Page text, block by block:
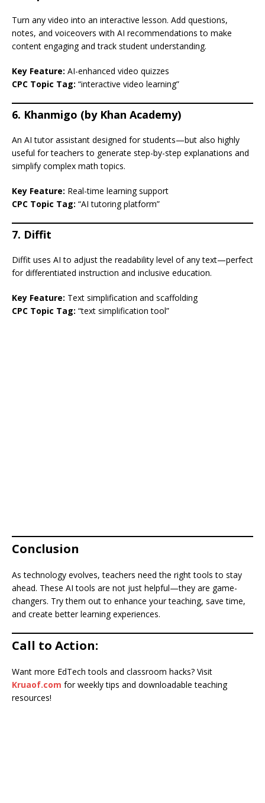
Turn any video into an interactive lesson. Add questions,
notes, and voiceovers with AI recommendations to make
content engaging and track student understanding.
Key Feature: AI-enhanced video quizzes
CPC Topic Tag: “interactive video learning”
6. Khanmigo (by Khan Academy)
An AI tutor assistant designed for students—but also highly
useful for teachers to generate step-by-step explanations and
simplify complex math topics.
Key Feature: Real-time learning support
CPC Topic Tag: “AI tutoring platform”
7. Diffit
Diffit uses AI to adjust the readability level of any text—perfect
for differentiated instruction and inclusive education.
Key Feature: Text simplification and scaffolding
CPC Topic Tag: “text simplification tool”
Conclusion
As technology evolves, teachers need the right tools to stay
ahead. These AI tools are not just helpful—they are game-
changers. Try them out to enhance your teaching, save time,
and create better learning experiences.
Call to Action:
Want more EdTech tools and classroom hacks? Visit
Kruaof.com for weekly tips and downloadable teaching
resources!